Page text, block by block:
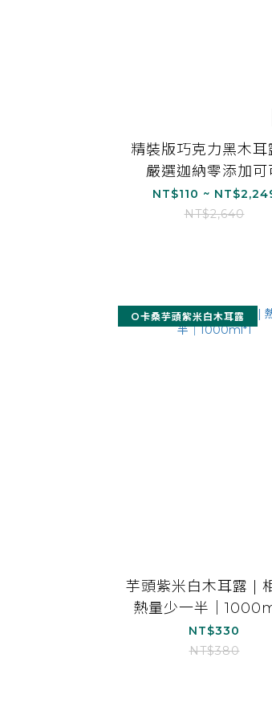
精裝版巧克力黑木耳
嚴選迦納零添加可
NT$110 ~
NT$2,640
O卡桑芋頭紫米白木耳露
芋頭紫米白木耳露 |
熱量少一半｜
NT$330
NT$380